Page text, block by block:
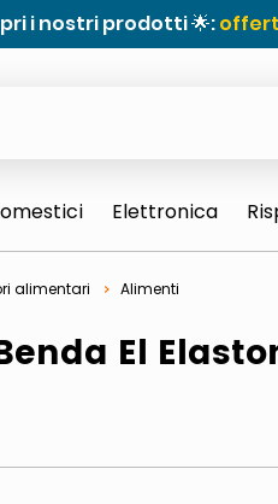
i nostri prodotti 🌟:
rotondo sun
Elettronica
alimentari Alimenti
El